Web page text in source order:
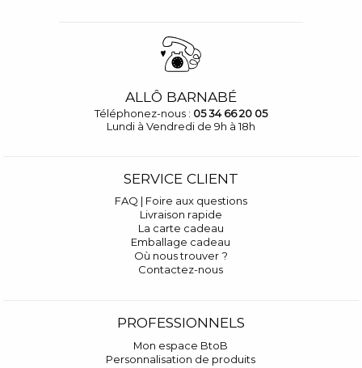
ALLÔ BARNABÉ
Téléphonez-nous : 05 34 66 20 05
Lundi à Vendredi de 9h à 18h
SERVICE CLIENT
FAQ | Foire aux questions
Livraison rapide
La carte cadeau
Emballage cadeau
Où nous trouver ?
Contactez-nous
PROFESSIONNELS
Mon espace BtoB
Personnalisation de produits